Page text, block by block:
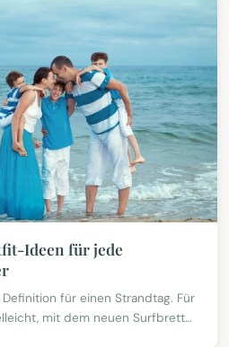
Ideen für jede
für einen Strandtag. Für
mit dem neuen Surfbrett